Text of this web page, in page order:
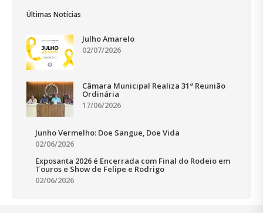
Últimas Notícias
Julho Amarelo
02/07/2026
Câmara Municipal Realiza 31ª Reunião
Ordinária
17/06/2026
Junho Vermelho: Doe Sangue, Doe Vida
02/06/2026
Exposanta 2026 é Encerrada com Final do Rodeio em
Touros e Show de Felipe e Rodrigo
02/06/2026